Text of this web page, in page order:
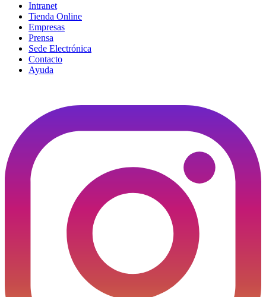
Intranet
Tienda Online
Empresas
Prensa
Sede Electrónica
Contacto
Ayuda